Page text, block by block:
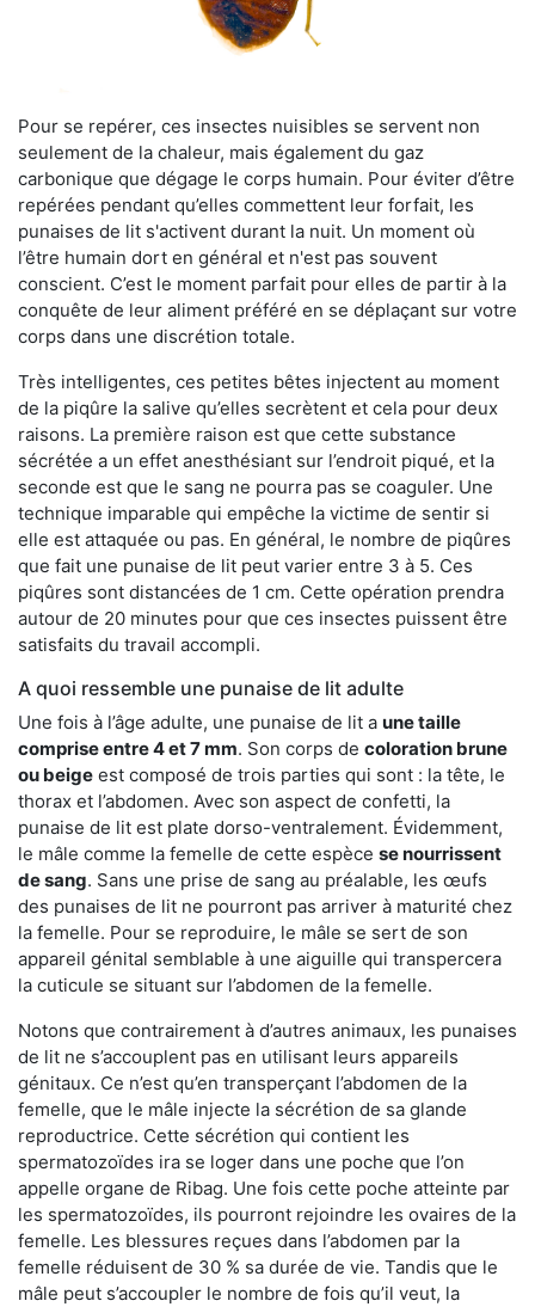
Pour se repérer, ces insectes nuisibles se servent non
seulement de la chaleur, mais également du gaz
carbonique que dégage le corps humain. Pour éviter d’être
repérées pendant qu’elles commettent leur forfait, les
punaises de lit s'activent durant la nuit. Un moment où
l’être humain dort en général et n'est pas souvent
conscient. C’est le moment parfait pour elles de partir à la
conquête de leur aliment préféré en se déplaçant sur votre
corps dans une discrétion totale.
Très intelligentes, ces petites bêtes injectent au moment
de la piqûre la salive qu’elles secrètent et cela pour deux
raisons. La première raison est que cette substance
sécrétée a un effet anesthésiant sur l’endroit piqué, et la
seconde est que le sang ne pourra pas se coaguler. Une
technique imparable qui empêche la victime de sentir si
elle est attaquée ou pas. En général, le nombre de piqûres
que fait une punaise de lit peut varier entre 3 à 5. Ces
piqûres sont distancées de 1 cm. Cette opération prendra
autour de 20 minutes pour que ces insectes puissent être
satisfaits du travail accompli.
A quoi ressemble une punaise de lit adulte
Une fois à l’âge adulte, une punaise de lit a une taille
comprise entre 4 et 7 mm. Son corps de coloration brune
ou beige est composé de trois parties qui sont : la tête, le
thorax et l’abdomen. Avec son aspect de confetti, la
punaise de lit est plate dorso-ventralement. Évidemment,
le mâle comme la femelle de cette espèce se nourrissent
de sang. Sans une prise de sang au préalable, les œufs
des punaises de lit ne pourront pas arriver à maturité chez
la femelle. Pour se reproduire, le mâle se sert de son
appareil génital semblable à une aiguille qui transpercera
la cuticule se situant sur l’abdomen de la femelle.
Notons que contrairement à d’autres animaux, les punaises
de lit ne s’accouplent pas en utilisant leurs appareils
génitaux. Ce n’est qu’en transperçant l’abdomen de la
femelle, que le mâle injecte la sécrétion de sa glande
reproductrice. Cette sécrétion qui contient les
spermatozoïdes ira se loger dans une poche que l’on
appelle organe de Ribag. Une fois cette poche atteinte par
les spermatozoïdes, ils pourront rejoindre les ovaires de la
femelle. Les blessures reçues dans l’abdomen par la
femelle réduisent de 30 % sa durée de vie. Tandis que le
mâle peut s’accoupler le nombre de fois qu’il veut, la